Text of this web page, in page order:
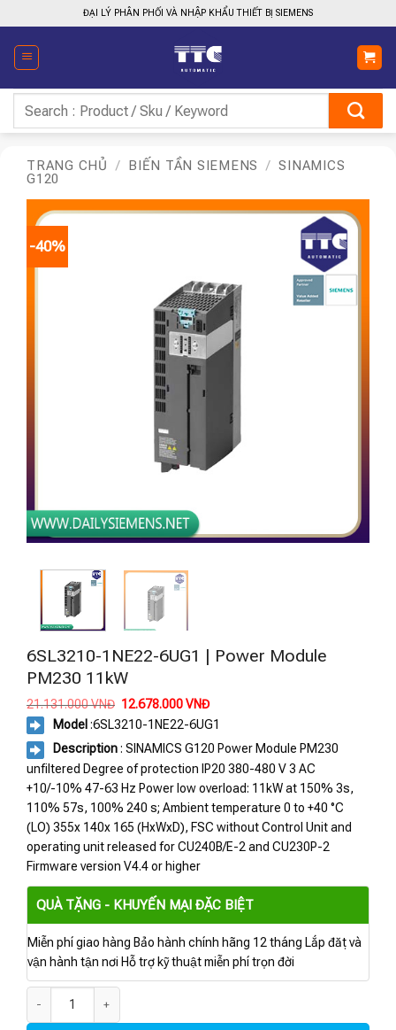
qua
nội
dung
ĐẠI LÝ PHÂN PHỐI VÀ NHẬP KHẨU THIẾT BỊ SIEMENS
kiếm:
TRANG CHỦ / BIẾN TẦN SIEMENS / SINAMICS
G120
-40%
6SL3210-1NE22-6UG1 | Power Module
PM230 11kW
21.131.000VNĐ Giá
là:
21.131.000 VNĐ.
12.678.000VNĐGiá
tại
là:
12.678.000 VNĐ.
Model :6SL3210-1NE22-6UG1
Description: SINAMICS G120 Power Module PM230
unfiltered Degree of protection IP20 380-480 V 3 AC
+10/-10% 47-63 Hz Power low overload: 11kW at 150% 3s,
110% 57s, 100% 240 s; Ambient temperature 0 to +40 °C
(LO) 355x 140x 165 (HxWxD), FSC without Control Unit and
operating unit released for CU240B/E-2 and CU230P-2
Firmware version V4.4 or higher
QUÀ TẶNG - KHUYẾN MẠI ĐẶC BIỆT
Miễn phí giao hàng Bảo hành chính hãng 12 tháng Lắp đặt và
vận hành tận nơi Hỗ trợ kỹ thuật miễn phí trọn đời